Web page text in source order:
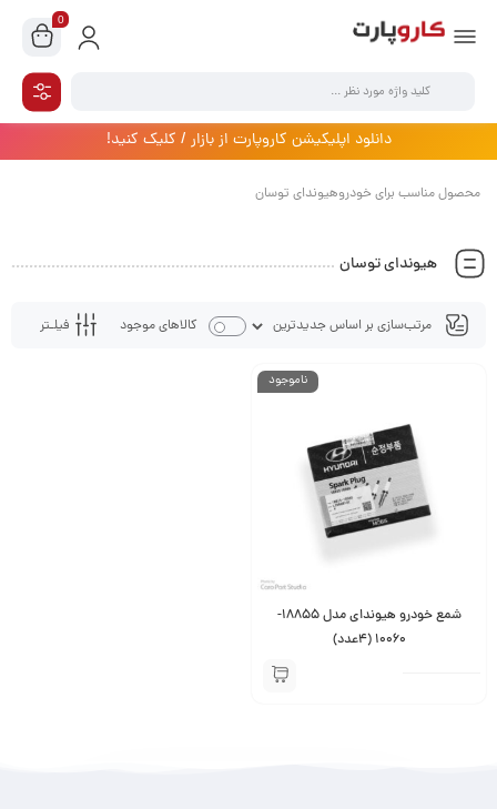
0
دانلود اپلیکیشن کاروپارت از بازار / کلیک کنید!
محصول مناسب برای خودروهیوندای توسان
هیوندای توسان
فیلـتر کالاهای موجود
ناموجود
شمع خودرو هیوندای مدل 18855-
10060 (4عدد)